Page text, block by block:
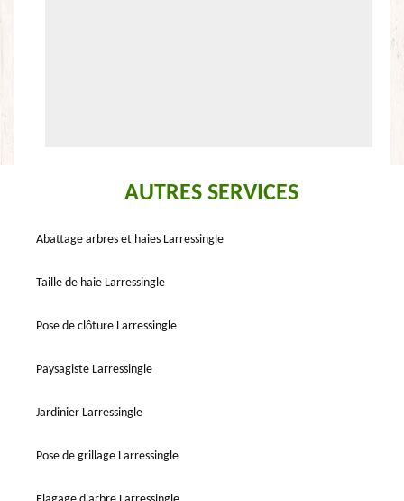
AUTRES SERVICES
Abattage arbres et haies Larressingle
Taille de haie Larressingle
Pose de clôture Larressingle
Paysagiste Larressingle
Jardinier Larressingle
Pose de grillage Larressingle